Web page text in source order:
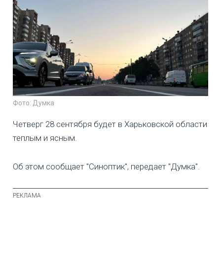
Фото: Думка
Четверг 28 сентября будет в Харьковской области
теплым и ясным.
Об этом сообщает "Синоптик", передает "Думка".